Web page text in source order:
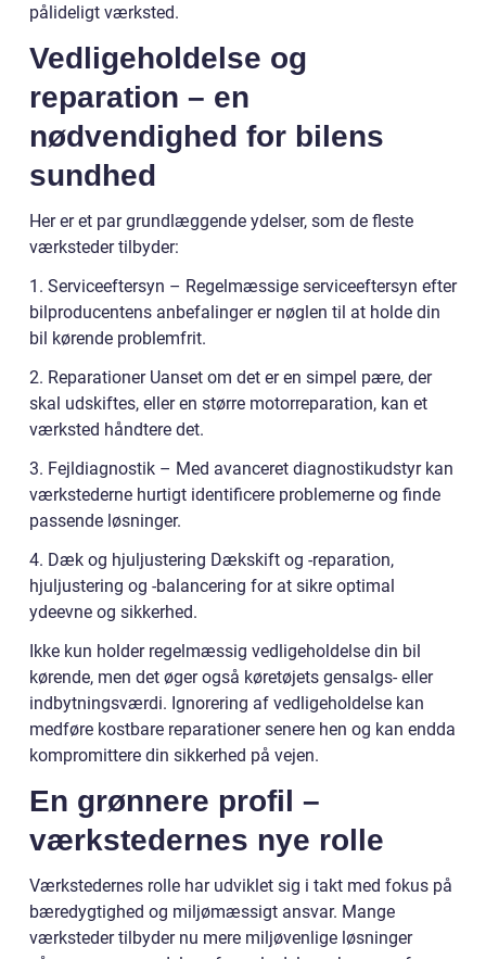
pålideligt værksted.
Vedligeholdelse og
reparation – en
nødvendighed for bilens
sundhed
Her er et par grundlæggende ydelser, som de fleste
værksteder tilbyder:
1. Serviceeftersyn – Regelmæssige serviceeftersyn efter
bilproducentens anbefalinger er nøglen til at holde din
bil kørende problemfrit.
2. Reparationer Uanset om det er en simpel pære, der
skal udskiftes, eller en større motorreparation, kan et
værksted håndtere det.
3. Fejldiagnostik – Med avanceret diagnostikudstyr kan
værkstederne hurtigt identificere problemerne og finde
passende løsninger.
4. Dæk og hjuljustering Dækskift og -reparation,
hjuljustering og -balancering for at sikre optimal
ydeevne og sikkerhed.
Ikke kun holder regelmæssig vedligeholdelse din bil
kørende, men det øger også køretøjets gensalgs- eller
indbytningsværdi. Ignorering af vedligeholdelse kan
medføre kostbare reparationer senere hen og kan endda
kompromittere din sikkerhed på vejen.
En grønnere profil –
værkstedernes nye rolle
Værkstedernes rolle har udviklet sig i takt med fokus på
bæredygtighed og miljømæssigt ansvar. Mange
værksteder tilbyder nu mere miljøvenlige løsninger